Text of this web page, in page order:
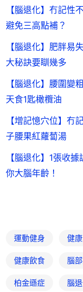
【腦退化】冇記
避免三高點補？
【腦退化】肥胖
大秘訣要瞓幾多
【腦退化】腰圍變
天食1匙橄欖油
【增記憶穴位】冇
子腰果紅蘿蔔湯
【腦退化】1張收
你大腦年齡！
運動健身 健
健康飲食 腦
柏金遜症 腦